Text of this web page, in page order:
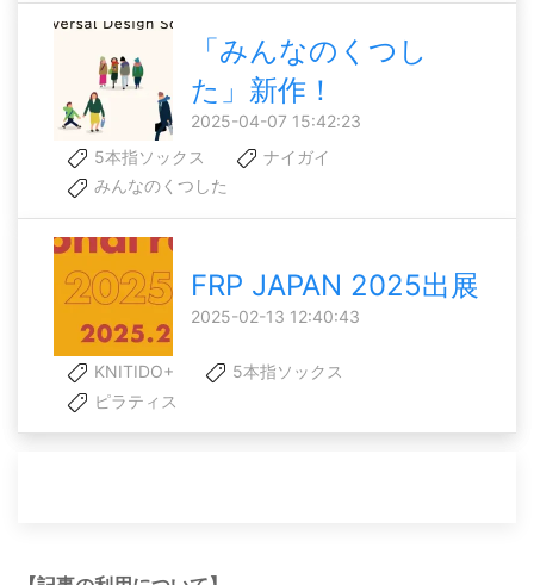
「みんなのくつし
た」新作！
2025-04-07 15:42:23
5本指ソックス
ナイガイ
みんなのくつした
FRP JAPAN 2025出展
2025-02-13 12:40:43
KNITIDO+
5本指ソックス
ピラティス